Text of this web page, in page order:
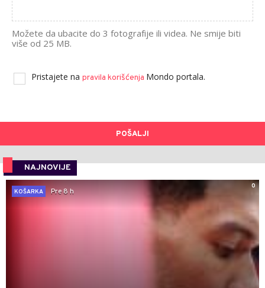
Možete da ubacite do 3 fotografije ili videa. Ne smije biti
više od 25 MB.
Pristajete na pravila korišćenja Mondo portala.
POŠALJI
NAJNOVIJE
0
KOŠARKA
Pre 8 h